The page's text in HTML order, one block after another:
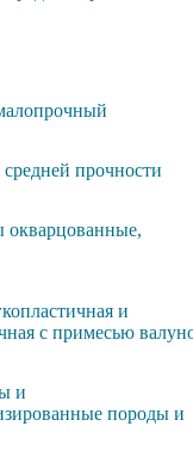
прочности
и
с примесью
и
породы и